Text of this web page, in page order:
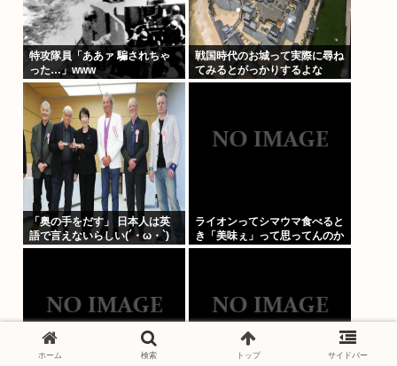
特攻隊員「ああァ 騙されちゃ
った…」www
戦国時代のお城って実際に尋ね
てみるとがっかりするよな
「奥の手をだす」 日本人は英
語で言えないらしい(´・ω・`)
ライオンってシマウマ食べると
き「美味ぇ」って思ってんのか
な？
ホーム 検索 トップ サイドバー